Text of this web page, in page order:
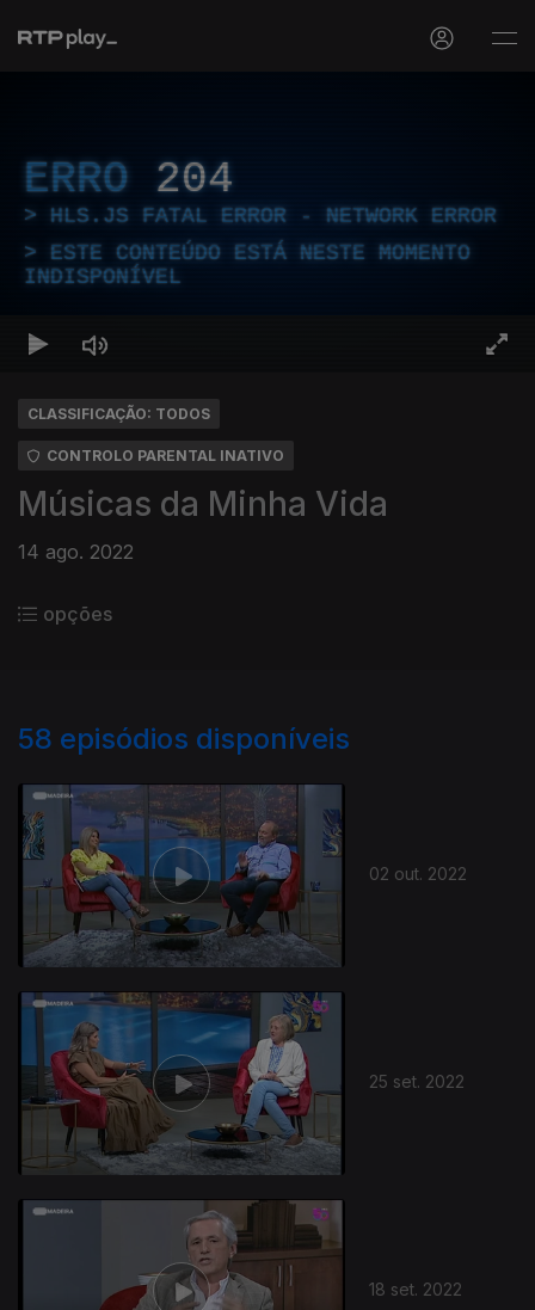
ERRO 204
HLS.JS FATAL ERROR - NETWORK ERROR
ESTE CONTEÚDO ESTÁ NESTE MOMENTO
INDISPONÍVEL
CLASSIFICAÇÃO: TODOS
CONTROLO PARENTAL INATIVO
Músicas da Minha Vida
14 ago. 2022
opções
58 episódios disponíveis
02 out. 2022
25 set. 2022
18 set. 2022